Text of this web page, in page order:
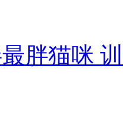
胖猫咪